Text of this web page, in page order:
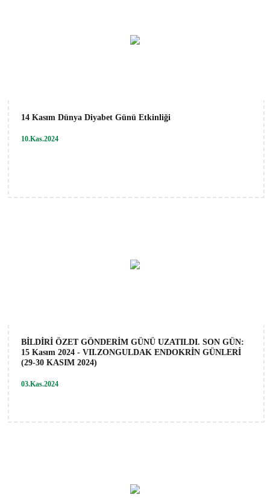
14 Kasım Dünya Diyabet Günü Etkinliği
10.Kas.2024
BİLDİRİ ÖZET GÖNDERİM GÜNÜ UZATILDI. SON GÜN:
15 Kasım 2024 - VII.ZONGULDAK ENDOKRİN GÜNLERİ
(29-30 KASIM 2024)
03.Kas.2024